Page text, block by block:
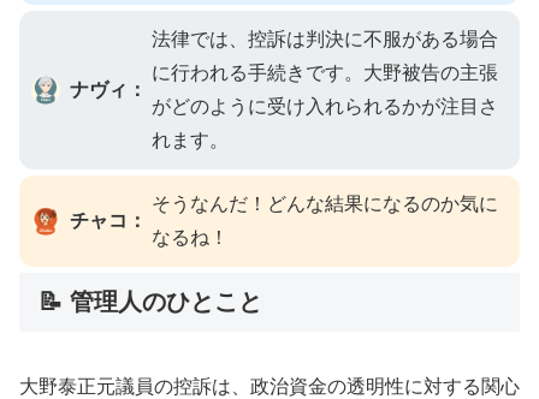
ナヴィ：
法律では、控訴は判決に不服がある場合
に行われる手続きです。大野被告の主張
がどのように受け入れられるかが注目さ
れます。
チャコ：
そうなんだ！どんな結果になるのか気に
なるね！
📝 管理人のひとこと
大野泰正元議員の控訴は、政治資金の透明性に対する関心